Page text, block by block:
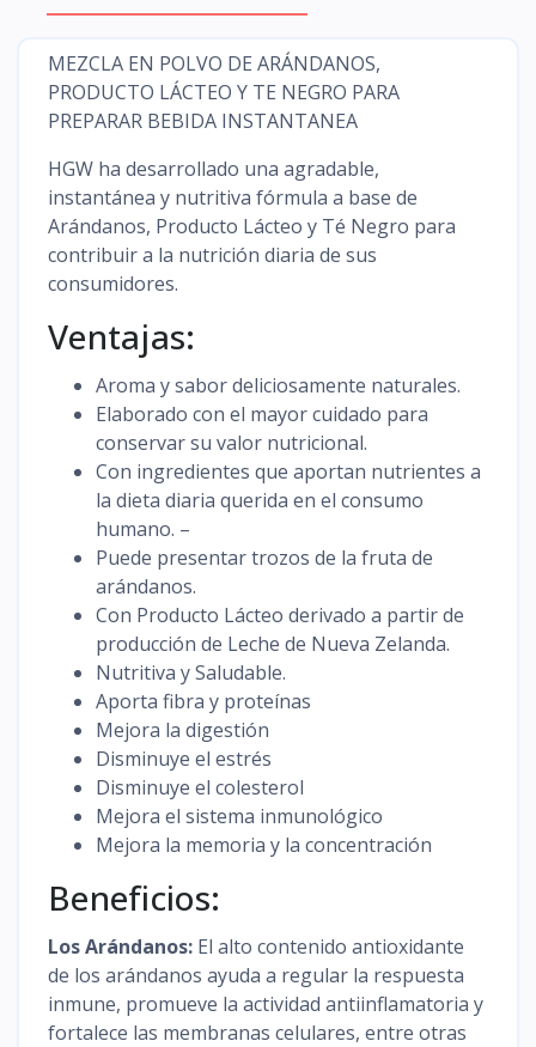
MEZCLA EN POLVO DE ARÁNDANOS,
PRODUCTO LÁCTEO Y TE NEGRO PARA
PREPARAR BEBIDA INSTANTANEA
HGW ha desarrollado una agradable,
instantánea y nutritiva fórmula a base de
Arándanos, Producto Lácteo y Té Negro para
contribuir a la nutrición diaria de sus
consumidores.
Ventajas:
Aroma y sabor deliciosamente naturales.
Elaborado con el mayor cuidado para
conservar su valor nutricional.
Con ingredientes que aportan nutrientes a
la dieta diaria querida en el consumo
humano. –
Puede presentar trozos de la fruta de
arándanos.
Con Producto Lácteo derivado a partir de
producción de Leche de Nueva Zelanda.
Nutritiva y Saludable.
Aporta fibra y proteínas
Mejora la digestión
Disminuye el estrés
Disminuye el colesterol
Mejora el sistema inmunológico
Mejora la memoria y la concentración
Beneficios:
Los Arándanos: El alto contenido antioxidante
de los arándanos ayuda a regular la respuesta
inmune, promueve la actividad antiinflamatoria y
fortalece las membranas celulares, entre otras